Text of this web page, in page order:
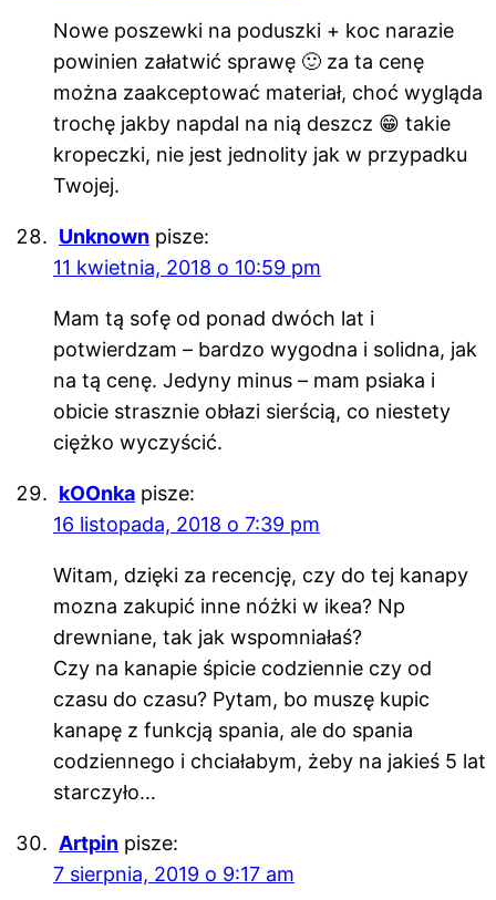
Nowe poszewki na poduszki + koc narazie
powinien załatwić sprawę 🙂 za ta cenę
można zaakceptować materiał, choć wygląda
trochę jakby napdal na nią deszcz 😁 takie
kropeczki, nie jest jednolity jak w przypadku
Twojej.
Unknown pisze:
11 kwietnia, 2018 o 10:59 pm
Mam tą sofę od ponad dwóch lat i
potwierdzam – bardzo wygodna i solidna, jak
na tą cenę. Jedyny minus – mam psiaka i
obicie strasznie obłazi sierścią, co niestety
ciężko wyczyścić.
kOOnka pisze:
16 listopada, 2018 o 7:39 pm
Witam, dzięki za recencję, czy do tej kanapy
mozna zakupić inne nóżki w ikea? Np
drewniane, tak jak wspomniałaś?
Czy na kanapie śpicie codziennie czy od
czasu do czasu? Pytam, bo muszę kupic
kanapę z funkcją spania, ale do spania
codziennego i chciałabym, żeby na jakieś 5 lat
starczyło…
Artpin pisze:
7 sierpnia, 2019 o 9:17 am